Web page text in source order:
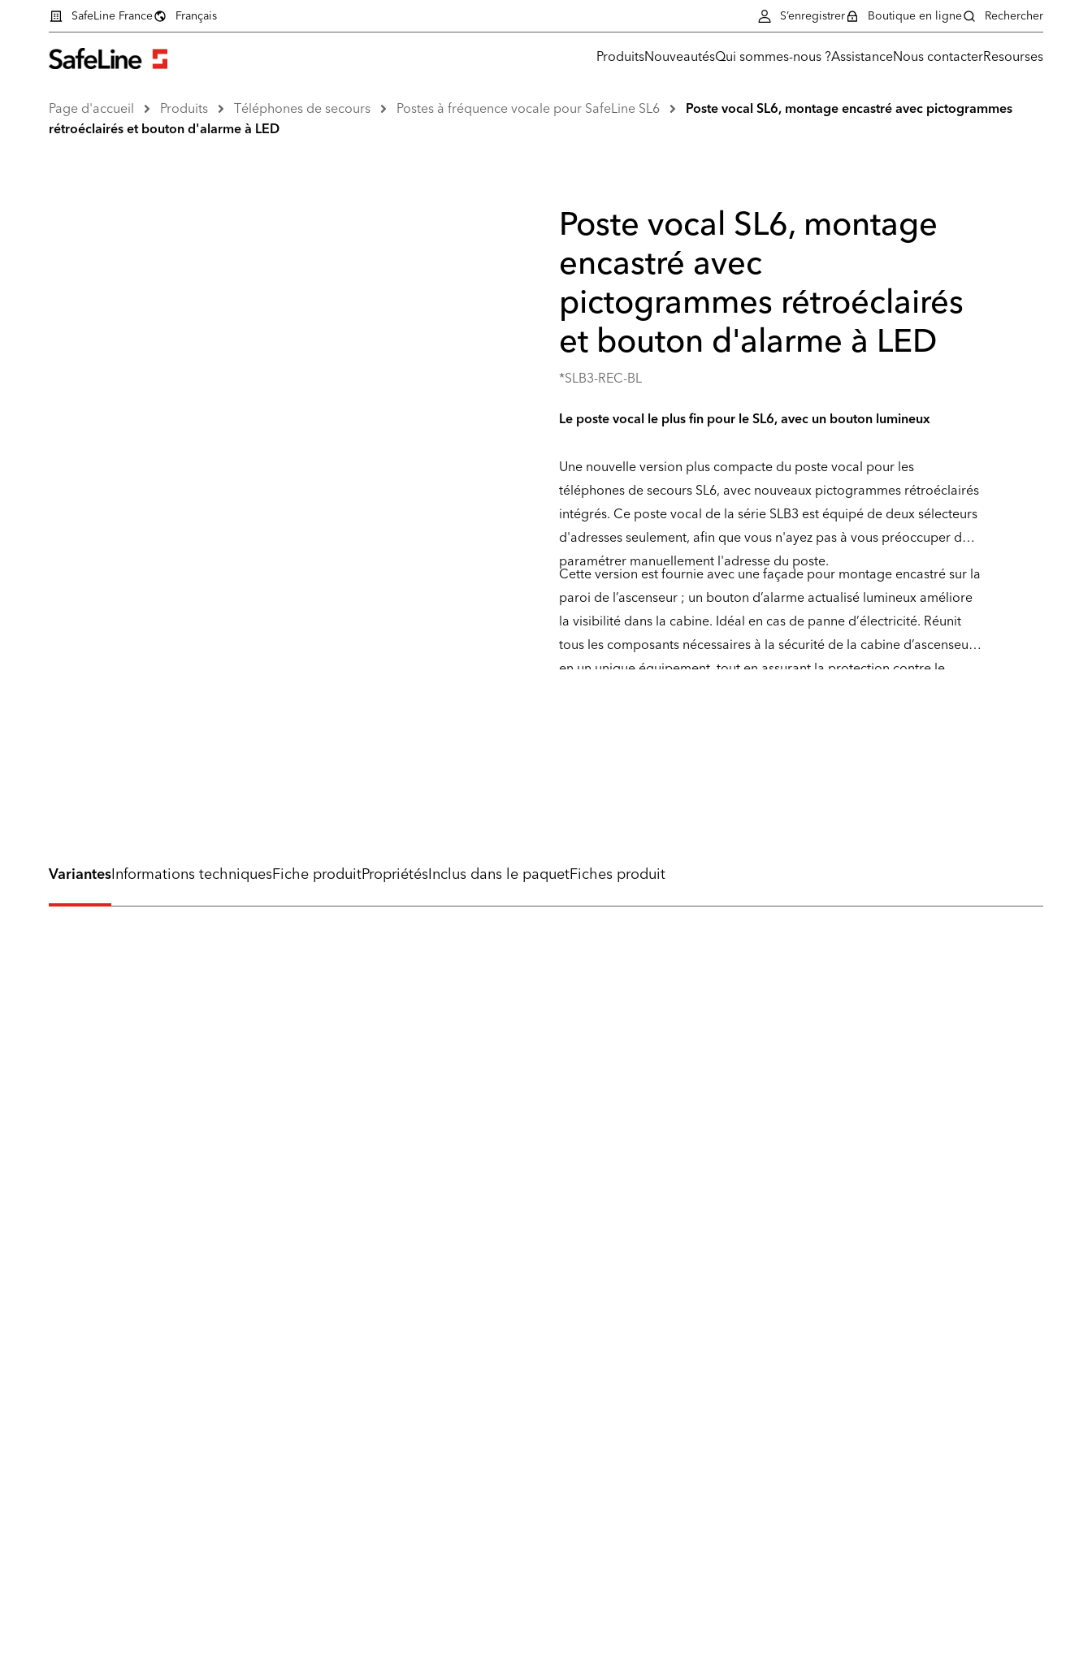
ProduitsNouveautésQui sommes-nous ?AssistanceNous contacterResourses
SafeLine France Français S’enregistrer Boutique en ligne Rechercher
Page d'accueil Produits Téléphones de secours Postes à fréquence vocale pour SafeLine SL6
Poste vocal SL6, montage encastré avec pictogrammes
rétroéclairés et bouton d'alarme à LED
Poste vocal SL6, montage
encastré avec
pictogrammes rétroéclairés
et bouton d'alarme à LED
*SLB3-REC-BL
Le poste vocal le plus fin pour le SL6, avec un bouton lumineux
Une nouvelle version plus compacte du poste vocal pour les
téléphones de secours SL6, avec nouveaux pictogrammes rétroéclairés
intégrés. Ce poste vocal de la série SLB3 est équipé de deux sélecteurs
d'adresses seulement, afin que vous n'ayez pas à vous préoccuper de
paramétrer manuellement l'adresse du poste.
Cette version est fournie avec une façade pour montage encastré sur la
paroi de l’ascenseur ; un bouton d’alarme actualisé lumineux améliore
la visibilité dans la cabine. Idéal en cas de panne d’électricité. Réunit
tous les composants nécessaires à la sécurité de la cabine d’ascenseur
en un unique équipement, tout en assurant la protection contre le
VariantesInformations techniquesFiche produitPropriétésInclus dans le paquetFiches produit